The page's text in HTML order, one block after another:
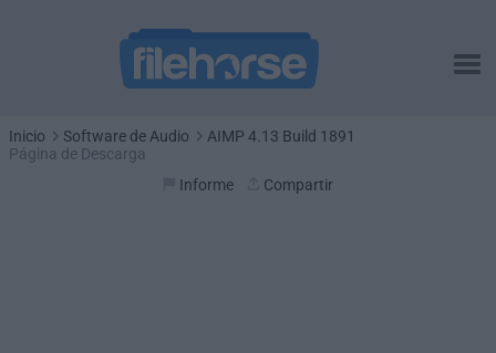
Inicio Software de Audio
AIMP 4.13 Build 1891
Página de Descarga
Informe
Compartir